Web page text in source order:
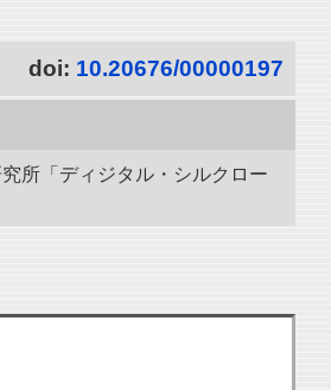
doi: 10.20676/00000197
所「ディジタル・シルクロー